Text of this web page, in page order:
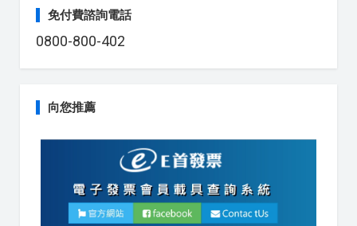
免付費諮詢電話
0800-800-402
向您推薦